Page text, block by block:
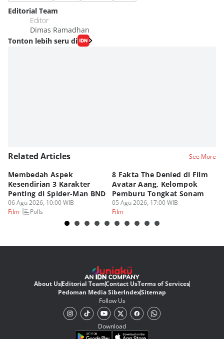
Editorial Team
Editor
Dimas Ramadhan
Tonton lebih seru di
Related Articles See More
Membedah Aspek
Kesendirian 3 Karakter
Penting di Spider-Man BND
06 Agu 2026, 10:00 WIB
Film
Polls
8 Fakta The Denied di Film
Avatar Aang, Kelompok
Pemburu Tongkat Sonam
05 Agu 2026, 17:00 WIB
Film
About UsEditorial TeamContact UsTerms of Services
Pedoman Media SiberIndexSitemap
Follow Us
Download